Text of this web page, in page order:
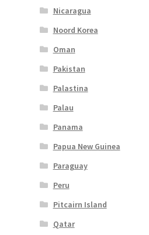
Nicaragua
Noord Korea
Oman
Pakistan
Palastina
Palau
Panama
Papua New Guinea
Paraguay
Peru
Pitcairn Island
Qatar